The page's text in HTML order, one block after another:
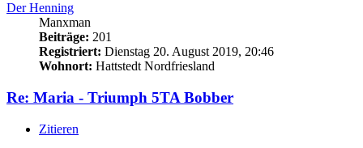
Der Henning
Manxman
Beiträge: 201
Registriert: Dienstag 20. August 2019, 20:46
Wohnort: Hattstedt Nordfriesland
Re: Maria - Triumph 5TA Bobber
Zitieren